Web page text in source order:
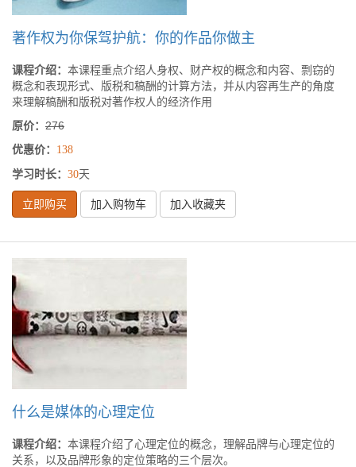
著作权为你保驾护航：你的作品你做主
课程介绍： 本课程重点介绍人身权、财产权的概念和内容、剽窃的
概念和表现形式、版税和稿酬的计算方法，并从内容再生产的角度
来理解稿酬和版税对著作权人的经济作用
原价： 276
优惠价： 138
学习时长： 30天
立即购买 加入购物车 加入收藏夹
什么是媒体的心理定位
课程介绍： 本课程介绍了心理定位的概念，理解品牌与心理定位的
关系，以及品牌形象的定位策略的三个层次。